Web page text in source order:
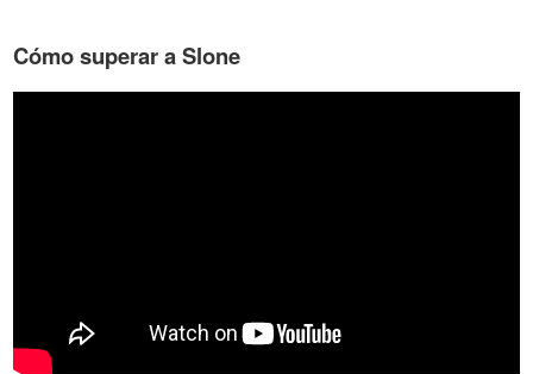
Cómo superar a Slone